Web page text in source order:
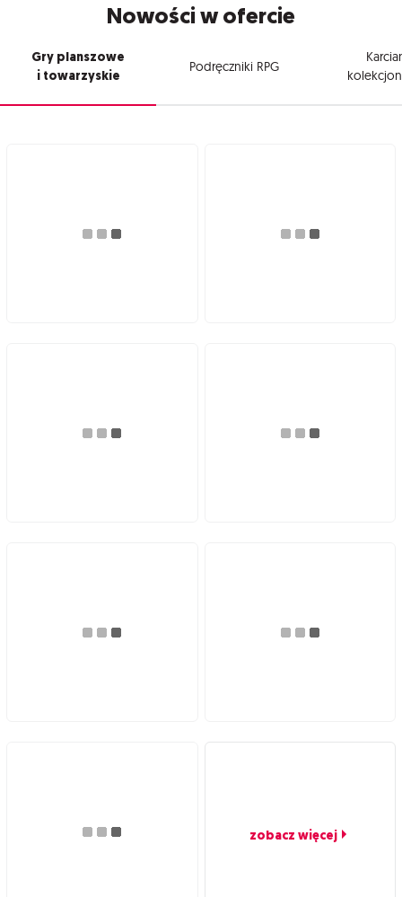
Nowości w ofercie
Gry planszowe
i towarzyskie
Podręczniki RPG
zobacz więcej